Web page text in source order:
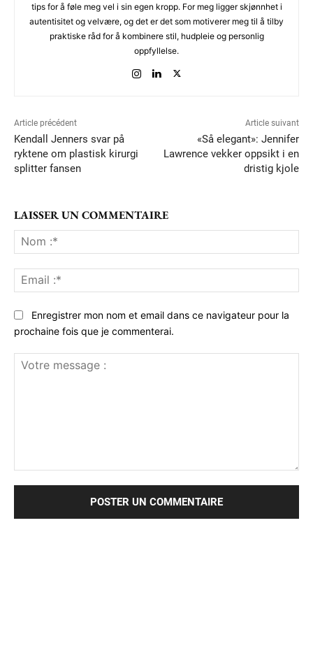
tips for å føle meg vel i sin egen kropp. For meg ligger skjønnhet i
autentisitet og velvære, og det er det som motiverer meg til å tilby
praktiske råd for å kombinere stil, hudpleie og personlig
oppfyllelse.
Article précédent
Kendall Jenners svar på
ryktene om plastisk kirurgi
splitter fansen
Article suivant
«Så elegant»: Jennifer
Lawrence vekker oppsikt i en
dristig kjole
LAISSER UN COMMENTAIRE
:*
:*
Enregistrer mon nom et email dans ce navigateur pour la
prochaine fois que je commenterai.